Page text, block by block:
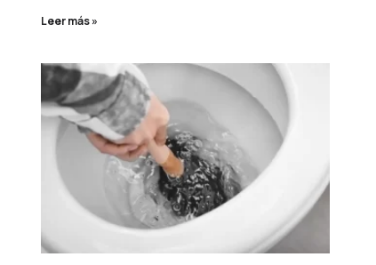
Leer más »